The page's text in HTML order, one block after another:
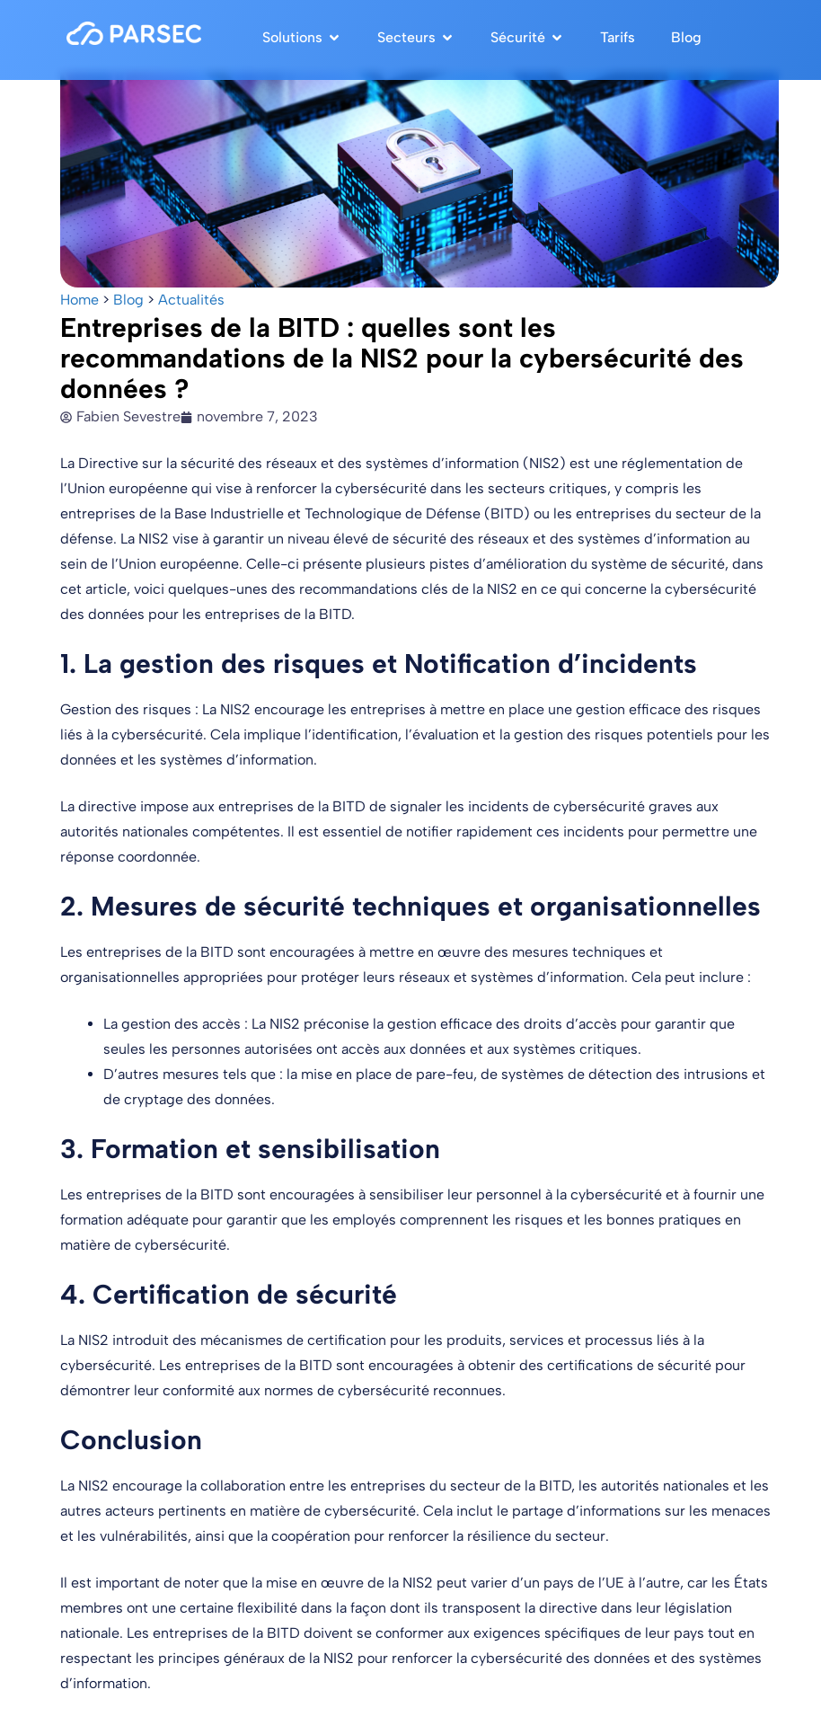
Solutions Secteurs Sécurité Tarifs Blog
Home > Blog >Actualités
Entreprises de la BITD : quelles sont les
recommandations de la NIS2 pour la cybersécurité des
données ?
Fabien Sevestre novembre 7, 2023
La Directive sur la sécurité des réseaux et des systèmes d’information (NIS2) est une réglementation de
l’Union européenne qui vise à renforcer la cybersécurité dans les secteurs critiques, y compris les
entreprises de la Base Industrielle et Technologique de Défense (BITD) ou les entreprises du secteur de la
défense. La NIS2 vise à garantir un niveau élevé de sécurité des réseaux et des systèmes d’information au
sein de l’Union européenne. Celle-ci présente plusieurs pistes d’amélioration du système de sécurité, dans
cet article, voici quelques-unes des recommandations clés de la NIS2 en ce qui concerne la cybersécurité
des données pour les entreprises de la BITD.
1. La gestion des risques et Notification d’incidents
Gestion des risques : La NIS2 encourage les entreprises à mettre en place une gestion efficace des risques
liés à la cybersécurité. Cela implique l’identification, l’évaluation et la gestion des risques potentiels pour les
données et les systèmes d’information.
La directive impose aux entreprises de la BITD de signaler les incidents de cybersécurité graves aux
autorités nationales compétentes. Il est essentiel de notifier rapidement ces incidents pour permettre une
réponse coordonnée.
2. Mesures de sécurité techniques et organisationnelles
Les entreprises de la BITD sont encouragées à mettre en œuvre des mesures techniques et
organisationnelles appropriées pour protéger leurs réseaux et systèmes d’information. Cela peut inclure :
La gestion des accès : La NIS2 préconise la gestion efficace des droits d’accès pour garantir que
seules les personnes autorisées ont accès aux données et aux systèmes critiques.
D’autres mesures tels que : la mise en place de pare-feu, de systèmes de détection des intrusions et
de cryptage des données.
3. Formation et sensibilisation
Les entreprises de la BITD sont encouragées à sensibiliser leur personnel à la cybersécurité et à fournir une
formation adéquate pour garantir que les employés comprennent les risques et les bonnes pratiques en
matière de cybersécurité.
4. Certification de sécurité
La NIS2 introduit des mécanismes de certification pour les produits, services et processus liés à la
cybersécurité. Les entreprises de la BITD sont encouragées à obtenir des certifications de sécurité pour
démontrer leur conformité aux normes de cybersécurité reconnues.
Conclusion
La NIS2 encourage la collaboration entre les entreprises du secteur de la BITD, les autorités nationales et les
autres acteurs pertinents en matière de cybersécurité. Cela inclut le partage d’informations sur les menaces
et les vulnérabilités, ainsi que la coopération pour renforcer la résilience du secteur.
Il est important de noter que la mise en œuvre de la NIS2 peut varier d’un pays de l’UE à l’autre, car les États
membres ont une certaine flexibilité dans la façon dont ils transposent la directive dans leur législation
nationale. Les entreprises de la BITD doivent se conformer aux exigences spécifiques de leur pays tout en
respectant les principes généraux de la NIS2 pour renforcer la cybersécurité des données et des systèmes
d’information.